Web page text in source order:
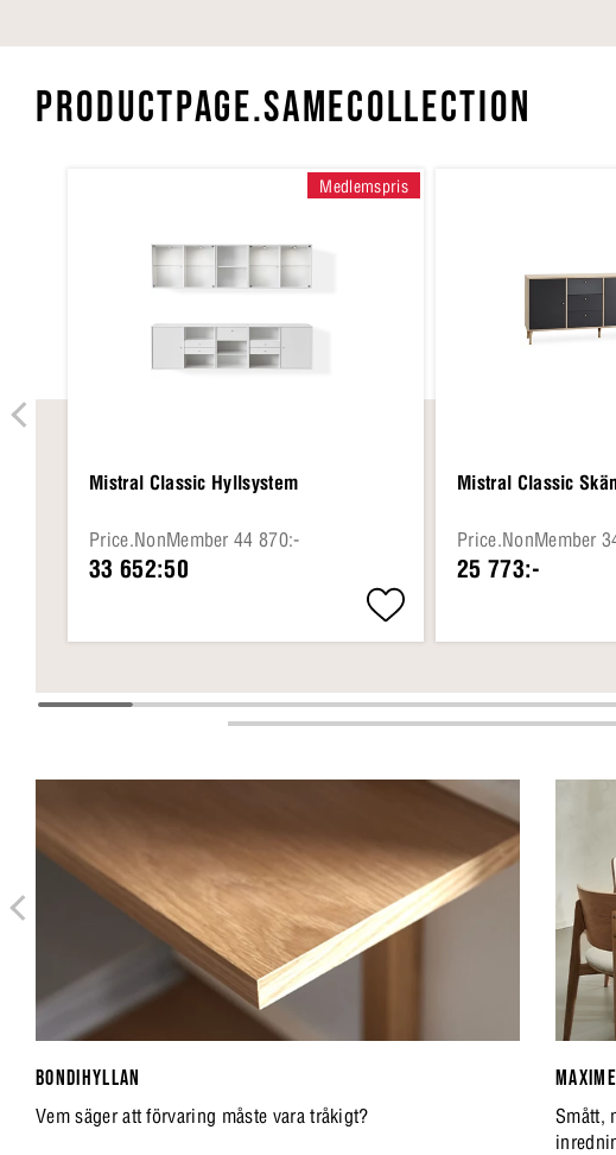
PRODUCTPAGE.SAMECOLLECTION
Medlemspris
Mistral Classic Hyllsystem
Price.NonMember 44 870:-
33 652:50
Mistral Classic
Price.NonMember
25 773:-
BONDIHYLLAN
Vem säger att förvaring måste vara tråkigt?
Smått,